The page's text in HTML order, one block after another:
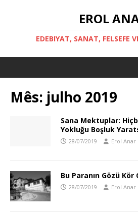
EROL
EDEBIYAT, SANAT, FELSEFE
Mês: julho 2019
Sana Mektuplar:
Yokluğu Boşluk
28/07/2019 Erol Anar
Bu Paranın Gözü Kör
28/07/2019 Erol Anar